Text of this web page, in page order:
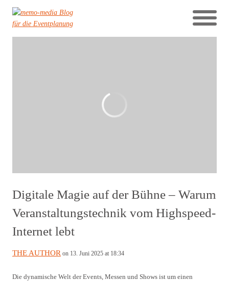
Digitale Magie auf der Bühne – Warum
Veranstaltungstechnik vom Highspeed-
Internet lebt
THE AUTHOR on 13. Juni 2025 at 18:34
Die dynamische Welt der Events, Messen und Shows ist um einen